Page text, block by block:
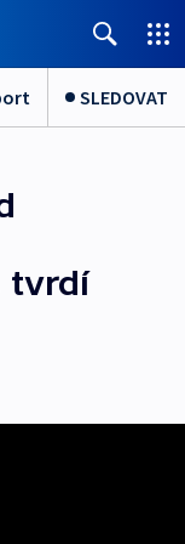
SLEDOVAT
tvrdí